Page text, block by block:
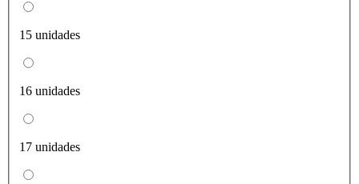
15 unidades
16 unidades
17 unidades